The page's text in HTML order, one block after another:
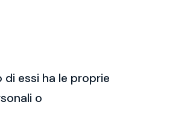
essi ha le proprie
o